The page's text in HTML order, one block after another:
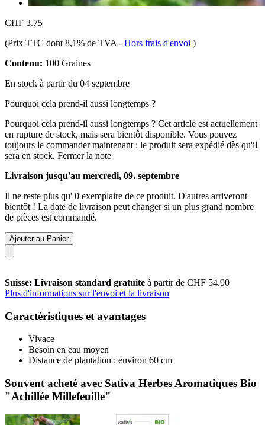
CHF 3.75
(Prix TTC dont 8,1% de TVA - Hors frais d'envoi )
Contenu: 100 Graines
En stock à partir du 04 septembre
Pourquoi cela prend-il aussi longtemps ?
Pourquoi cela prend-il aussi longtemps ? Cet article est actuellement
en rupture de stock, mais sera bientôt disponible. Vous pouvez
toujours le commander maintenant : le produit sera expédié dès qu'il
sera en stock. Fermer la note
Livraison jusqu'au mercredi, 09. septembre
Il ne reste plus qu' 0 exemplaire de ce produit. D'autres arriveront
bientôt ! La date de livraison peut changer si un plus grand nombre
de pièces est commandé.
Ajouter au Panier
Suisse: Livraison standard gratuite à partir de CHF 54.90
Plus d'informations sur l'envoi et la livraison
Caractéristiques et avantages
Vivace
Besoin en eau moyen
Distance de plantation : environ 60 cm
Souvent acheté avec Sativa Herbes Aromatiques Bio
"Achillée Millefeuille"